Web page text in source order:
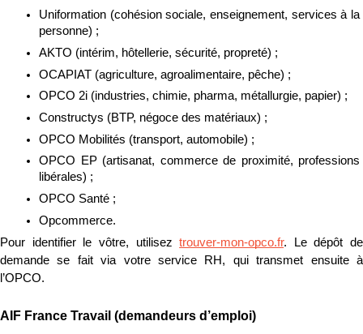
Uniformation (cohésion sociale, enseignement, services à la
personne) ;
AKTO (intérim, hôtellerie, sécurité, propreté) ;
OCAPIAT (agriculture, agroalimentaire, pêche) ;
OPCO 2i (industries, chimie, pharma, métallurgie, papier) ;
Constructys (BTP, négoce des matériaux) ;
OPCO Mobilités (transport, automobile) ;
OPCO EP (artisanat, commerce de proximité, professions
libérales) ;
OPCO Santé ;
Opcommerce.
Pour identifier le vôtre, utilisez trouver-mon-opco.fr. Le dépôt de
demande se fait via votre service RH, qui transmet ensuite à
l’OPCO.
AIF France Travail (demandeurs d’emploi)